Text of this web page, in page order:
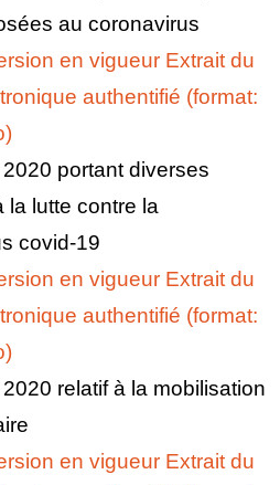
au coronavirus
en vigueur Extrait du
authentifié (format:
portant diverses
la lutte contre la
covid-19
en vigueur Extrait du
authentifié (format:
relatif à la mobilisation
en vigueur Extrait du